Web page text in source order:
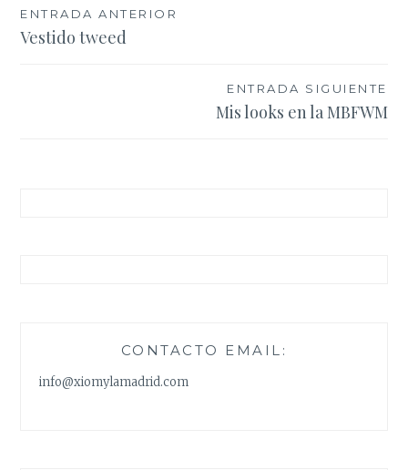
Navegación
de
ENTRADA ANTERIOR
Vestido tweed
ENTRADA SIGUIENTE
Mis looks en la MBFWM
CONTACTO EMAIL:
info@xiomylamadrid.com